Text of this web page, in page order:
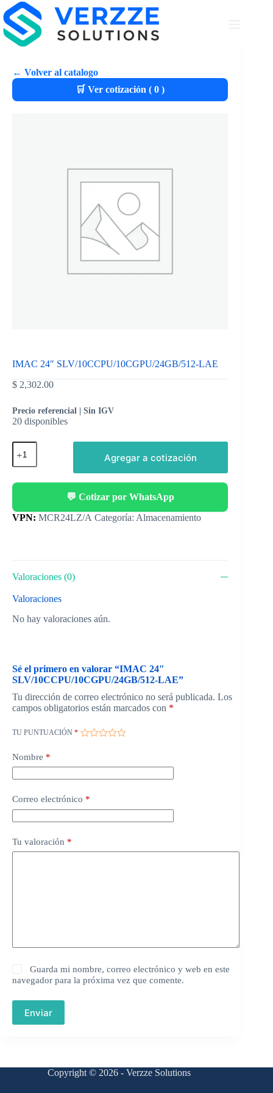
← Volver al catalogo
🛒 Ver cotización ( 0)
IMAC 24″ SLV/10CCPU/10CGPU/24GB/512-LAE
$ 2,302.00
Precio referencial | Sin IGV
20 disponibles
Agregar a cotización
💬 Cotizar por WhatsApp
Categoría: Almacenamiento
Valoraciones (0)
Valoraciones
No hay valoraciones aún.
Sé el primero en valorar “IMAC 24″
SLV/10CCPU/10CGPU/24GB/512-LAE”
Tu dirección de correo electrónico no será publicada. Los
campos obligatorios están marcados con *
TU PUNTUACIÓN *
Nombre *
Correo electrónico *
Tu valoración *
Guarda mi nombre, correo electrónico y web en este
navegador para la próxima vez que comente.
Enviar
Copyright © 2026 - Verzze Solutions